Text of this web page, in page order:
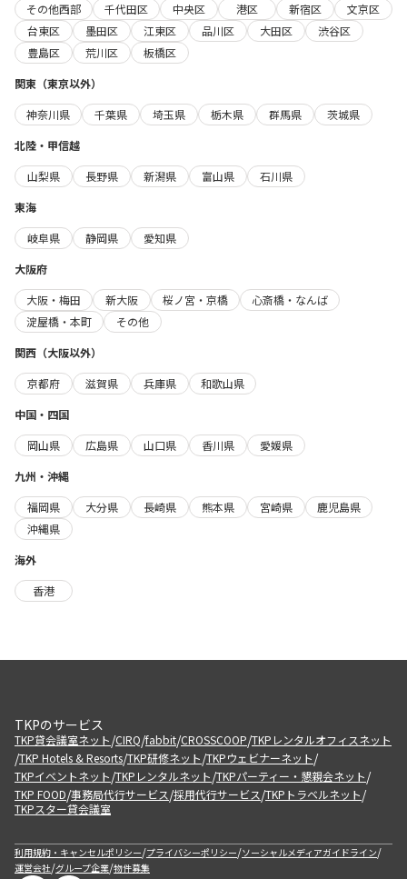
その他西部
千代田区 中央区 港区 新宿区
文京区
台東区
墨田区 江東区 品川区 大田区
渋谷区
豊島区
荒川区
板橋区
関東（東京以外）
神奈川県
千葉県 埼玉県 栃木県 群馬県
茨城県
北陸・甲信越
山梨県
長野県 新潟県 富山県
石川県
東海
岐阜県
静岡県
愛知県
大阪府
大阪・梅田
新大阪 桜ノ宮・京橋
心斎橋・なんば
淀屋橋・本町
その他
関西（大阪以外）
京都府
滋賀県 兵庫県
和歌山県
中国・四国
岡山県
広島県 山口県 香川県
愛媛県
九州・沖縄
福岡県
大分県 長崎県 熊本県 宮崎県
鹿児島県
沖縄県
海外
香港
TKPのサービス
TKP貸会議室ネット/CIRQ/fabbit/CROSSCOOP/TKPレンタルオフィスネット
/TKP Hotels & Resorts/TKP研修ネット/TKPウェビナーネット/
TKPイベントネット/TKPレンタルネット/TKPパーティー・懇親会ネット/
TKP FOOD/事務局代行サービス/採用代行サービス/TKPトラベルネット/
TKPスター貸会議室
利用規約・キャンセルポリシー/プライバシーポリシー/ソーシャルメディアガイドライン/
運営会社/グループ企業/物件募集